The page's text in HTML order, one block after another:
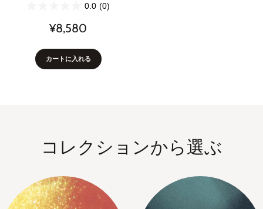
0.0 (0)
¥8,580
カートに入れる
コレクションから選ぶ